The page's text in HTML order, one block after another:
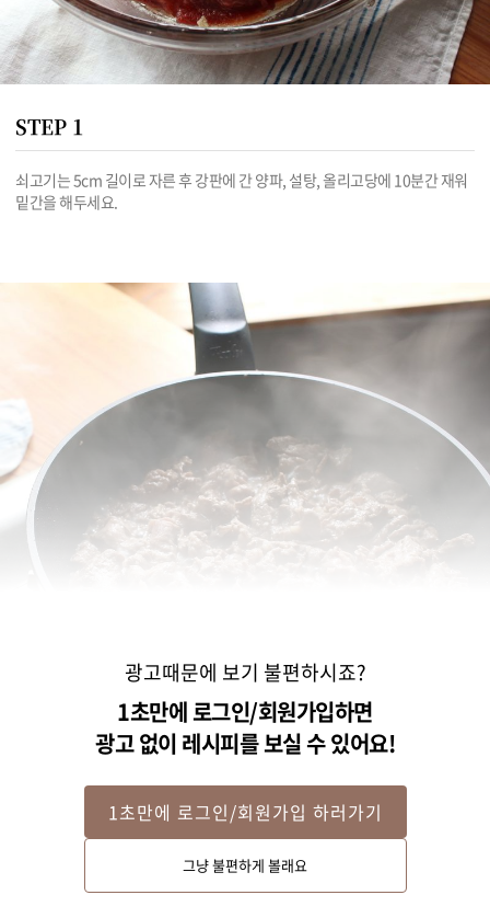
STEP 1
쇠고기는 5cm 길이로 자른 후 강판에 간 양파, 설탕, 올리고당에 10분간 재워
밑간을 해두세요.
쇠고기에 불고기 양념 재료를 골고루 버무린 후 달군 팬에 넣고 익을 때까지 볶
광고때문에 보기 불편하시죠?
1초만에 로그인/회원가입하면
광고 없이 레시피를 보실 수 있어요!
1초만에 로그인/회원가입 하러가기
그냥 불편하게 볼래요